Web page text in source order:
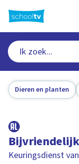
naar
hoofdinhoud
Dieren en planten
Keuringsdienst